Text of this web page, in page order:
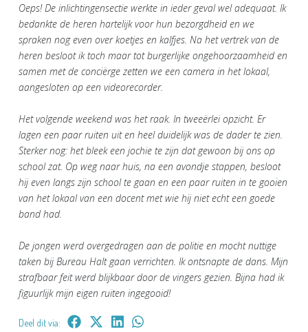
Oeps! De inlichtingensectie werkte in ieder geval wel adequaat. Ik
bedankte de heren hartelijk voor hun bezorgdheid en we
spraken nog even over koetjes en kalfjes. Na het vertrek van de
heren besloot ik toch maar tot burgerlijke ongehoorzaamheid en
samen met de conciërge zetten we een camera in het lokaal,
aangesloten op een videorecorder.
Het volgende weekend was het raak. In tweeërlei opzicht. Er
lagen een paar ruiten uit en heel duidelijk was de dader te zien.
Sterker nog: het bleek een jochie te zijn dat gewoon bij ons op
school zat. Op weg naar huis, na een avondje stappen, besloot
hij even langs zijn school te gaan en een paar ruiten in te gooien
van het lokaal van een docent met wie hij niet echt een goede
band had.
De jongen werd overgedragen aan de politie en mocht nuttige
taken bij Bureau Halt gaan verrichten. Ik ontsnapte de dans. Mijn
strafbaar feit werd blijkbaar door de vingers gezien. Bijna had ik
figuurlijk mijn eigen ruiten ingegooid!
Deel dit via: